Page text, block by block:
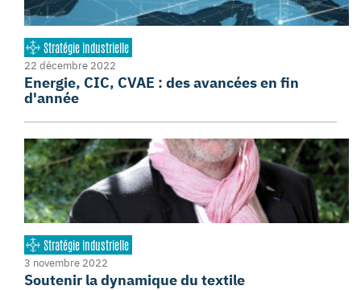
Stratégie industrielle
22 décembre 2022
Energie, CIC, CVAE : des avancées en fin
d'année
Stratégie industrielle
3 novembre 2022
Soutenir la dynamique du textile